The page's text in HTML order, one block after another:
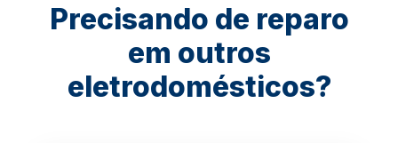
Precisando de reparo
em outros
eletrodomésticos?